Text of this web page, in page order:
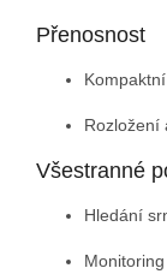
Přenosnost
Rozložení
Všestranné
Hledání